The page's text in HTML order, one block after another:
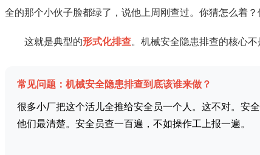
全的那个小伙子脸都绿了，说他上周刚查过。你猜怎么着
这就是典型的形式化排查。机械安全隐患排查的核心
常见问题：机械安全隐患排查到底该谁来做？
很多小厂把这个活儿全推给安全员一个人。这不对。安
他们最清楚。安全员查一百遍，不如操作工上报一遍。